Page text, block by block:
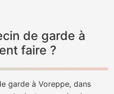
de garde à
faire ?
garde à Voreppe, dans